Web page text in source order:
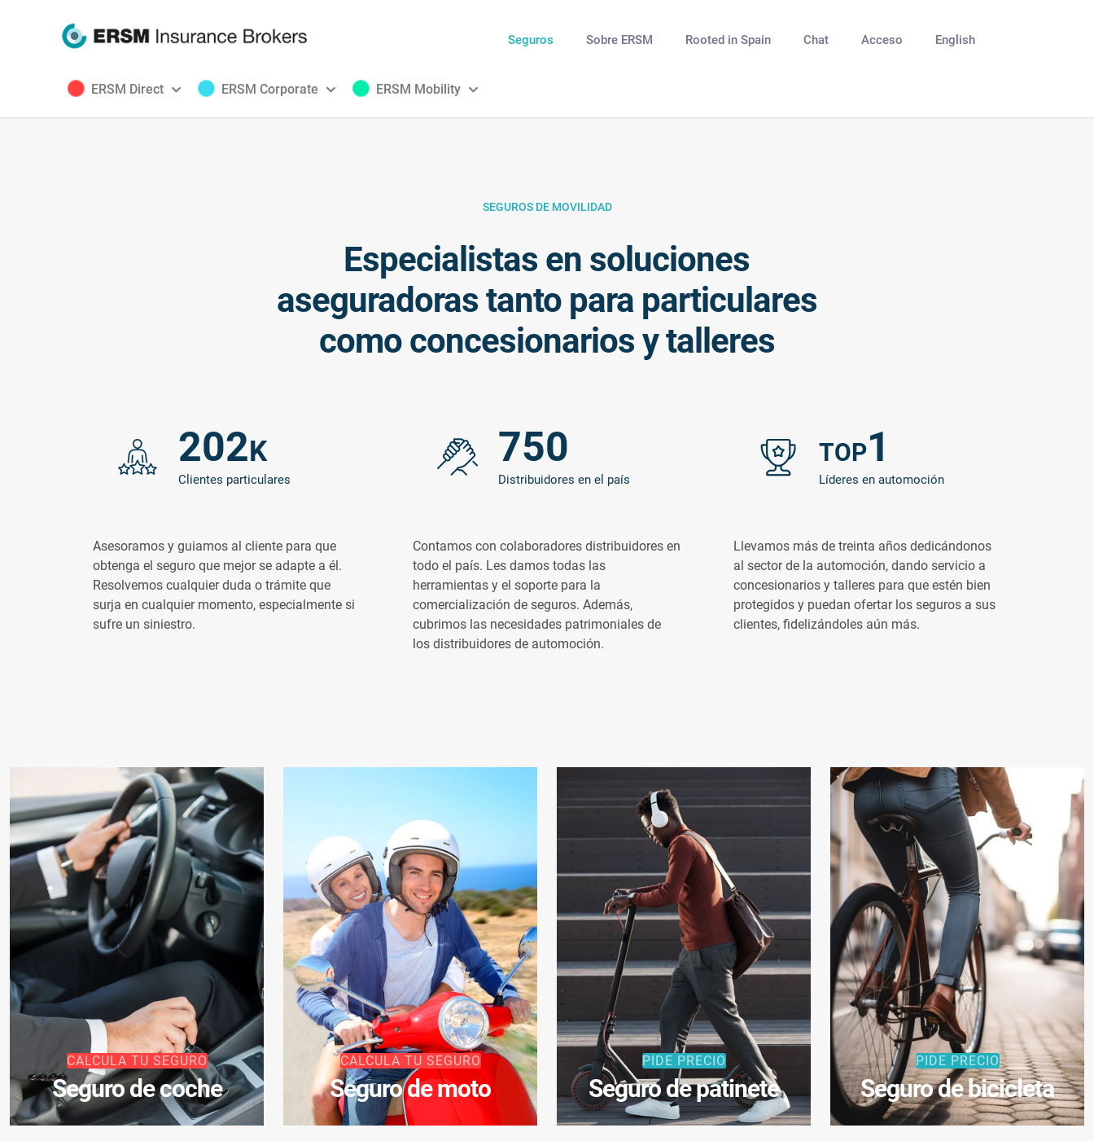
Seguros Sobre ERSM Rooted in Spain Chat Acceso English
ERSM Direct ERSM Corporate ERSM Mobility
SEGUROS DE MOVILIDAD
Especialistas en soluciones
aseguradoras tanto para particulares
como concesionarios y talleres
202K
Clientes particulares
Asesoramos y guiamos al cliente para que
obtenga el seguro que mejor se adapte a él.
Resolvemos cualquier duda o trámite que
surja en cualquier momento, especialmente si
sufre un siniestro.
750
Distribuidores en el país
Contamos con colaboradores distribuidores en
todo el país. Les damos todas las
herramientas y el soporte para la
comercialización de seguros. Además,
cubrimos las necesidades patrimoniales de
los distribuidores de automoción.
TOP1
Líderes en automoción
Llevamos más de treinta años dedicándonos
al sector de la automoción, dando servicio a
concesionarios y talleres para que estén bien
protegidos y puedan ofertar los seguros a sus
clientes, fidelizándoles aún más.
CALCULA TU SEGURO
Seguro de coche
CALCULA TU SEGURO
Seguro de moto
PIDE PRECIO
Seguro de patinete
PIDE PRECIO
Seguro de bicicleta